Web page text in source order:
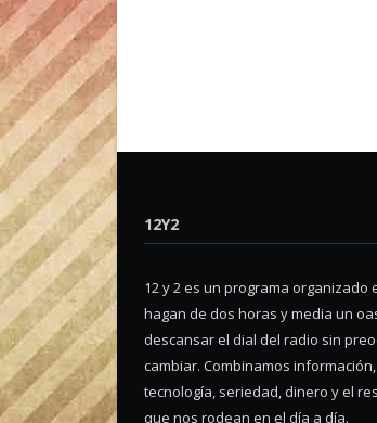
12Y2
12 y 2 es un programa organizado
hagan de dos horas y media un
descansar el dial del radio sin
cambiar. Combinamos
tecnología, seriedad, dinero y el
que nos rodean en el día a día.